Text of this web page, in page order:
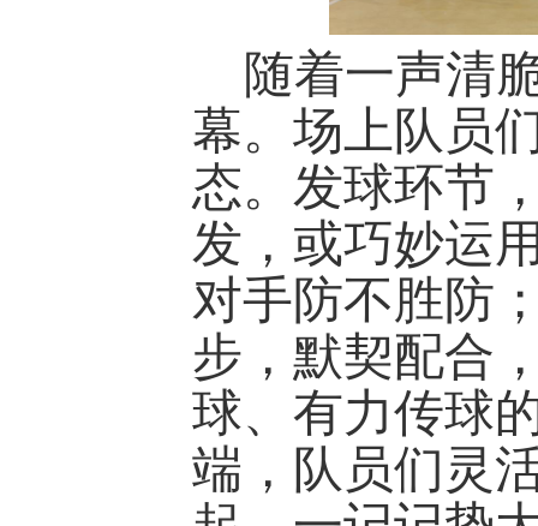
随着一声清
幕。场上队员
态。发球环节
发，或巧妙运
对手防不胜防
步，默契配合
球、有力传球
端，队员们灵